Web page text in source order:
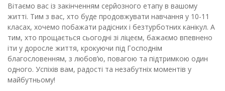
Вітаємо вас із закінченням серйозного етапу в вашому
житті. Тим з вас, хто буде продовжувати навчання у 10-11
класах, хочемо побажати радісних і безтурботних канікул. А
тим, хто прощається сьогодні зі ліцеєм, бажаємо впевнено
іти у доросле життя, крокуючи під Господнім
благословенням, з любов’ю, повагою та підтримкою один
одного. Успіхів вам, радості та незабутніх моментів у
майбутньому!